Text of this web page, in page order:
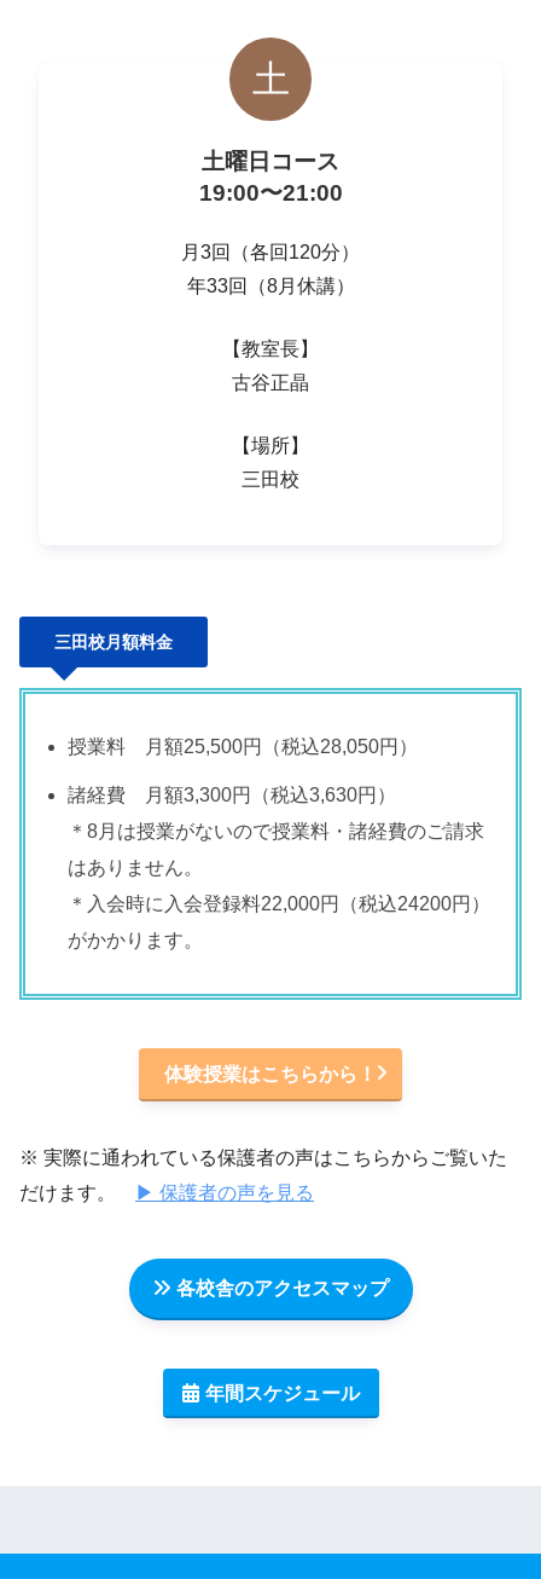
土
土曜日コース
19:00〜21:00
月3回（各回120分）
年33回（8月休講）
【教室長】
古谷正晶
【場所】
三田校
三田校月額料金
授業料 月額25,500円（税込28,050円）
諸経費 月額3,300円（税込3,630円）
＊8月は授業がないので授業料・諸経費のご請求
はありません。
＊入会時に入会登録料22,000円（税込24200円）
がかかります。
体験授業はこちらから！
※ 実際に通われている保護者の声はこちらからご覧いた
だけます。
▶ 保護者の声を見る
各校舎のアクセスマップ
年間スケジュール